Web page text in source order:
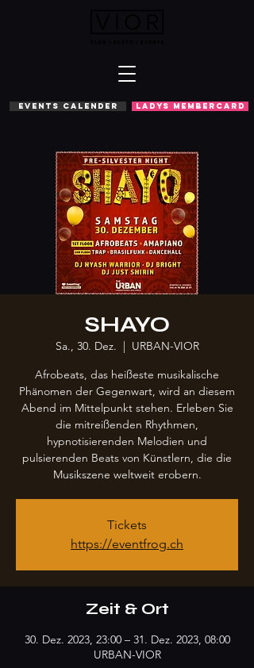
EVENTS CALENDER LADYS MEMBERCARD
SHAYO
Sa., 30. Dez.
  |
URBAN-VIOR
Afrobeats, das heißeste musikalische
Phänomen der Gegenwart, wird an diesem
Abend im Mittelpunkt stehen. Erleben Sie
die mitreißenden Rhythmen,
hypnotisierenden Melodien und
pulsierenden Beats von Künstlern, die die
Musikszene weltweit erobern.
Tickets
https://eventfrog.ch
Zeit & Ort
30. Dez. 2023, 23:00 – 31. Dez. 2023, 08:00
URBAN-VIOR